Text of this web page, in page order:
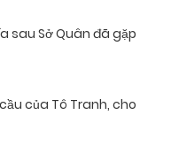
sau Sở Quân đã gặp
của Tô Tranh, cho